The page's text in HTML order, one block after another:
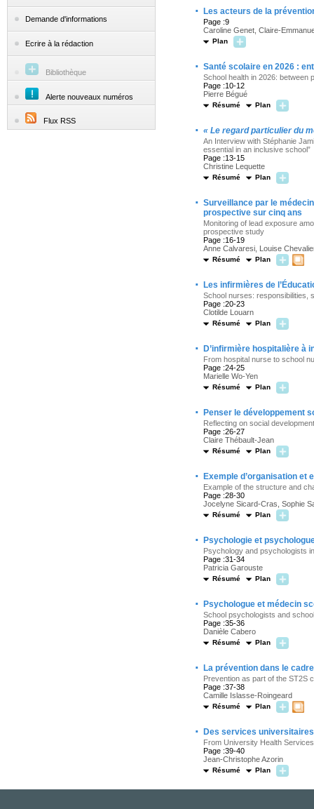
Demande d'informations
Ecrire à la rédaction
Bibliothèque
Alerte nouveaux numéros
Flux RSS
· Les acteurs de la
Page :9
Caroline Genet, Claire-
Plan
· Santé scolaire en 2026 :
School health in 2026: between
Page :10-12
Pierre Bégué
Résumé Plan
· « Le regard particulier du
An Interview with Stéphanie
essential in an inclusive school”
Page :13-15
Christine Lequette
Résumé Plan
· Surveillance par le
prospective sur cinq ans
Monitoring of lead exposure
prospective study
Page :16-19
Anne Calvaresi, Louise
Résumé Plan
· Les infirmières de
School nurses: responsibilities,
Page :20-23
Clotilde Louarn
Résumé Plan
· D’infirmière hospitalière à
From hospital nurse to school
Page :24-25
Marielle Wo-Yen
Résumé Plan
· Penser le développement
Reflecting on social
Page :26-27
Claire Thébault-Jean
Résumé Plan
· Exemple d’organisation et
Example of the structure and
Page :28-30
Jocelyne Sicard-Cras, Sophie
Résumé Plan
· Psychologie et
Psychology and psychologists
Page :31-34
Patricia Garouste
Résumé Plan
· Psychologue et médecin
School psychologists and
Page :35-36
Danièle Cabero
Résumé Plan
· La prévention dans le
Prevention as part of the ST2S
Page :37-38
Camille Islasse-Roingeard
Résumé Plan
· Des services
From University Health
Page :39-40
Jean-Christophe Azorin
Résumé Plan